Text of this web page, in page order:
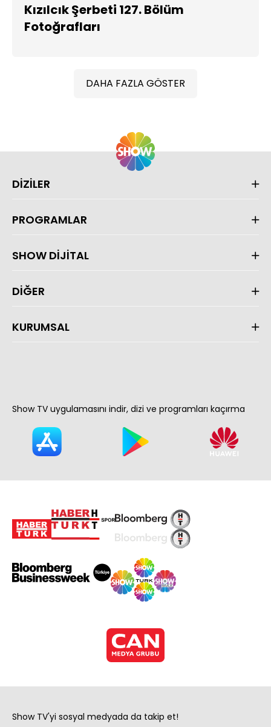
Kızılcık Şerbeti 127. Bölüm
Fotoğrafları
DAHA FAZLA GÖSTER
DİZİLER
PROGRAMLAR
SHOW DİJİTAL
DİĞER
KURUMSAL
Show TV uygulamasını indir, dizi ve programları kaçırma
Show TV'yi sosyal medyada da takip et!